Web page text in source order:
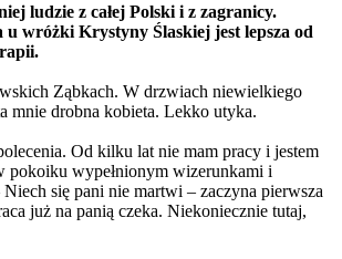
ludzie z całej Polski i z zagranicy.
u wróżki Krystyny Ślaskiej jest lepsza od
Ząbkach. W drzwiach niewielkiego
mnie drobna kobieta. Lekko utyka.
Od kilku lat nie mam pracy i jestem
pokoiku wypełnionym wizerunkami i
się pani nie martwi – zaczyna pierwsza
już na panią czeka. Niekoniecznie tutaj,